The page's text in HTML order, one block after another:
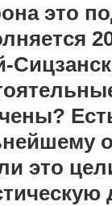
это
это